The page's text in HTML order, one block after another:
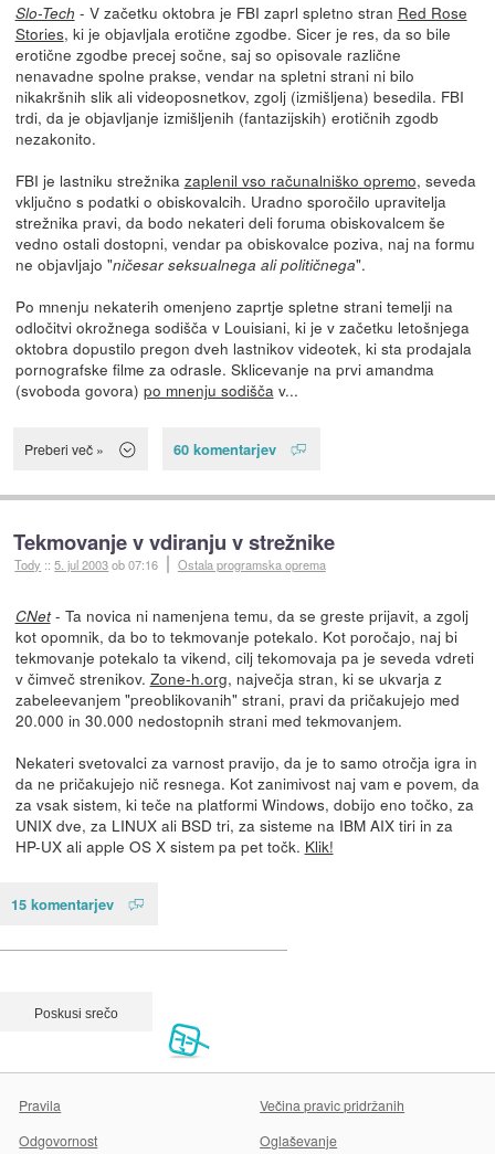
Slo-Tech - V začetku oktobra je FBI zaprl spletno stran Red Rose
Stories, ki je objavljala erotične zgodbe. Sicer je res, da so bile
erotične zgodbe precej sočne, saj so opisovale različne
nenavadne spolne prakse, vendar na spletni strani ni bilo
nikakršnih slik ali videoposnetkov, zgolj (izmišljena) besedila. FBI
trdi, da je objavljanje izmišljenih (fantazijskih) erotičnih zgodb
nezakonito.
FBI je lastniku strežnika zaplenil vso računalniško opremo, seveda
vključno s podatki o obiskovalcih. Uradno sporočilo upravitelja
strežnika pravi, da bodo nekateri deli foruma obiskovalcem še
vedno ostali dostopni, vendar pa obiskovalce poziva, naj na formu
ne objavljajo "ničesar seksualnega ali političnega".
Po mnenju nekaterih omenjeno zaprtje spletne strani temelji na
odločitvi okrožnega sodišča v Louisiani, ki je v začetku letošnjega
oktobra dopustilo pregon dveh lastnikov videotek, ki sta prodajala
pornografske filme za odrasle. Sklicevanje na prvi amandma
(svoboda govora) po mnenju sodiščav...
Preberi več » 60 komentarjev
Tekmovanje v vdiranju v strežnike
Tody ::5. jul 2003ob 07:16 Ostala programska oprema
CNet- Ta novica ni namenjena temu, da se greste prijavit, a zgolj
kot opomnik, da bo to tekmovanje potekalo. Kot poročajo, naj bi
tekmovanje potekalo ta vikend, cilj tekomovaja pa je seveda vdreti
v čimveč strenikov. Zone-h.org, največja stran, ki se ukvarja z
zabeleevanjem "preoblikovanih" strani, pravi da pričakujejo med
20.000 in 30.000 nedostopnih strani med tekmovanjem.
Nekateri svetovalci za varnost pravijo, da je to samo otročja igra in
da ne pričakujejo nič resnega. Kot zanimivost naj vam e povem, da
za vsak sistem, ki teče na platformi Windows, dobijo eno točko, za
UNIX dve, za LINUX ali BSD tri, za sisteme na IBM AIX tiri in za
HP-UX ali apple OS X sistem pa pet točk. Klik!
15 komentarjev
Pravila
Večina pravic pridržanih
Odgovornost
Oglaševanje